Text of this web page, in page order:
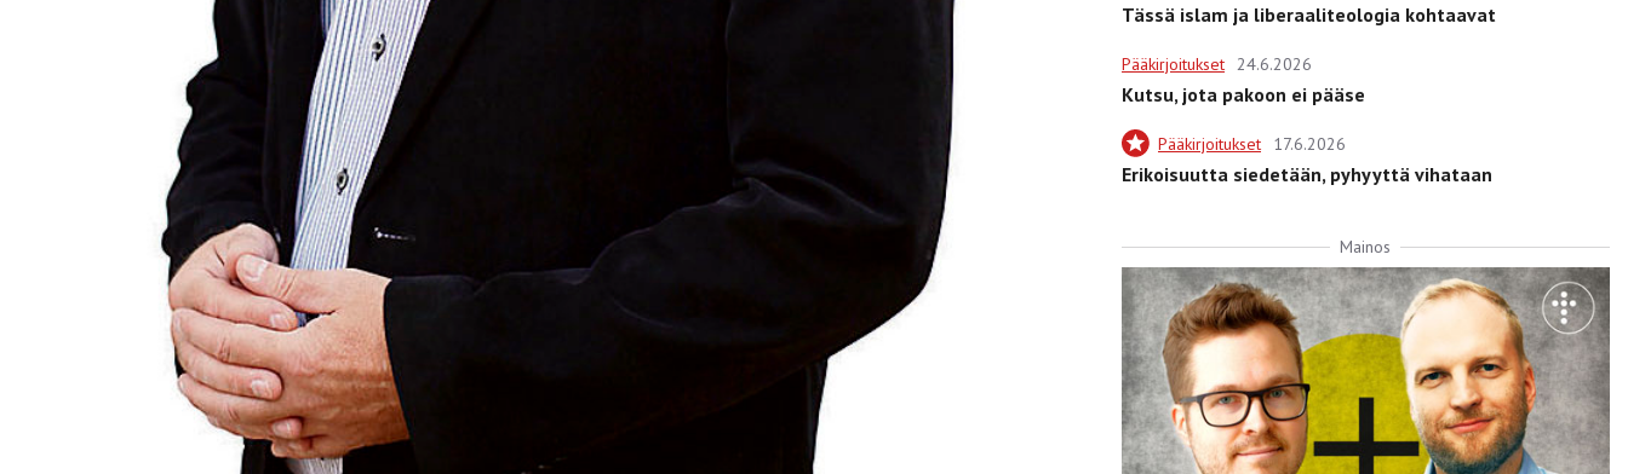
Tässä islam ja liberaaliteologia kohtaavat
Pääkirjoitukset 24.6.2026
Kutsu, jota pakoon ei pääse
Pääkirjoitukset 17.6.2026
Erikoisuutta siedetään, pyhyyttä vihataan
Mainos